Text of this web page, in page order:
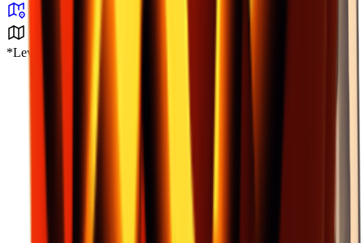
*Level_Desert*